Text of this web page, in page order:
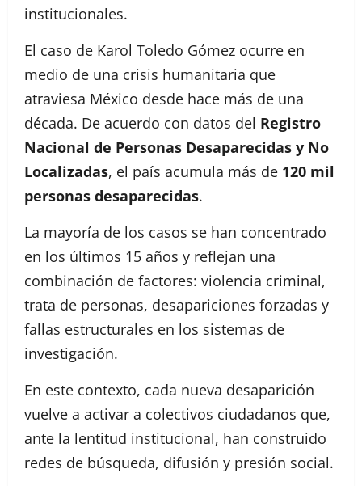
institucionales.
El caso de Karol Toledo Gómez ocurre en
medio de una crisis humanitaria que
atraviesa México desde hace más de una
década. De acuerdo con datos del Registro
Nacional de Personas Desaparecidas y No
Localizadas, el país acumula más de 120 mil
personas desaparecidas.
La mayoría de los casos se han concentrado
en los últimos 15 años y reflejan una
combinación de factores: violencia criminal,
trata de personas, desapariciones forzadas y
fallas estructurales en los sistemas de
investigación.
En este contexto, cada nueva desaparición
vuelve a activar a colectivos ciudadanos que,
ante la lentitud institucional, han construido
redes de búsqueda, difusión y presión social.